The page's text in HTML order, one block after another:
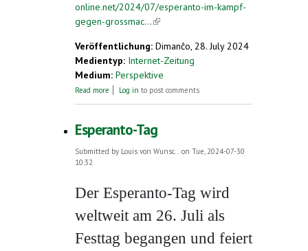
online.net/2024/07/esperanto-im-kampf-
gegen-grossmac...(link is external)
Veröffentlichung: Dimanĉo, 28. July 2024
Medientyp: Internet-Zeitung
Medium: Perspektive
Read more about Esperanto im Kampf gegen
Log in to post comments
Esperanto-Tag
Submitted by Louis von Wunsc...on Tue, 2024-07-30
10:32
Der Esperanto-Tag wird
weltweit am 26. Juli als
Festtag begangen und feiert